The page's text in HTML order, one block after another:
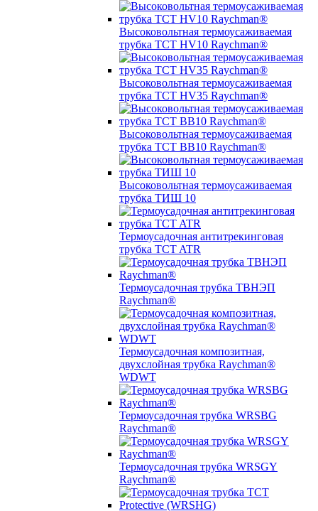
Высоковольтная термоусаживаемая
трубка TCT HV10 Raychman®
Высоковольтная термоусаживаемая
трубка TCT HV35 Raychman®
Высоковольтная термоусаживаемая
трубка TCT BB10 Raychman®
Высоковольтная термоусаживаемая
трубка ТИШ 10
Термоусадочная антитрекинговая
трубка TCT ATR
Термоусадочная трубка ТВНЭП
Raychman®
Термоусадочная композитная,
двухслойная трубка Raychman®
WDWT
Термоусадочная трубка WRSBG
Raychman®
Термоусадочная трубка WRSGY
Raychman®